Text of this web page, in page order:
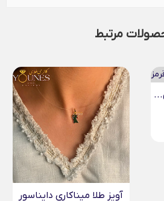
مرتبط
آویز طلا میناکاری دایناسور